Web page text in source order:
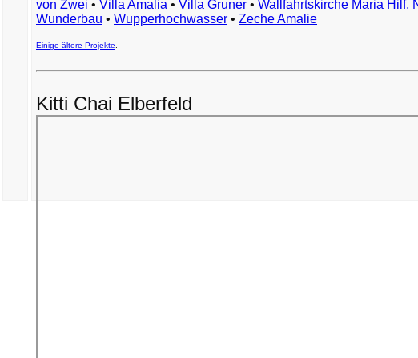
von Zwei • Villa Amalia • Villa Gruner • Wallfahrtskirche Maria Hilf,
Wunderbau • Wupperhochwasser • Zeche Amalie
Einige ältere Projekte
Kitti Chai Elberfeld